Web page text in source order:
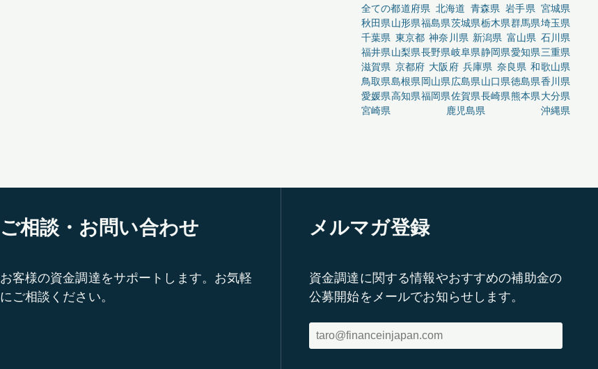
全ての都道府県 北海道 青森県 岩手県 宮城県
秋田県山形県福島県茨城県栃木県群馬県埼玉県
千葉県 東京都 神奈川県 新潟県 富山県 石川県
福井県山梨県長野県岐阜県静岡県愛知県三重県
滋賀県 京都府 大阪府 兵庫県 奈良県 和歌山県
鳥取県島根県岡山県広島県山口県徳島県香川県
愛媛県高知県福岡県佐賀県長崎県熊本県大分県
宮崎県
鹿児島県 沖縄県
ご相談・お問い合わせ
お客様の資金調達をサポートします。お気軽
にご相談ください。
メルマガ登録
資金調達に関する情報やおすすめの補助金の
公募開始をメールでお知らせします。